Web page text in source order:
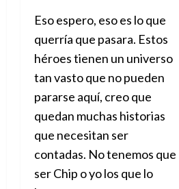
Eso espero, eso es lo que
querría que pasara. Estos
héroes tienen un universo
tan vasto que no pueden
pararse aquí, creo que
quedan muchas historias
que necesitan ser
contadas. No tenemos que
ser Chip o yo los que lo